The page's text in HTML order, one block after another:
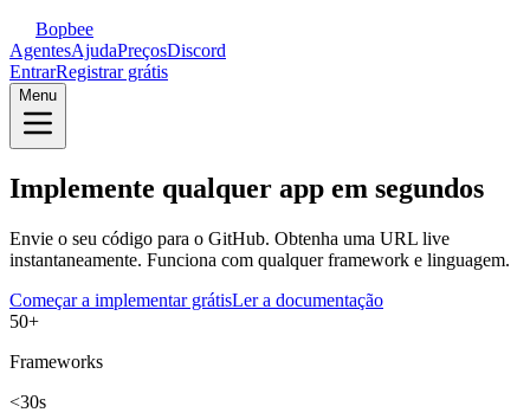
Bopbee
AgentesAjudaPreçosDiscord
EntrarRegistrar grátis
Menu
Implemente qualquer app em segundos
Envie o seu código para o GitHub. Obtenha uma URL live
instantaneamente. Funciona com qualquer framework e linguagem.
Começar a implementar grátisLer a documentação
50+
Frameworks
<30s